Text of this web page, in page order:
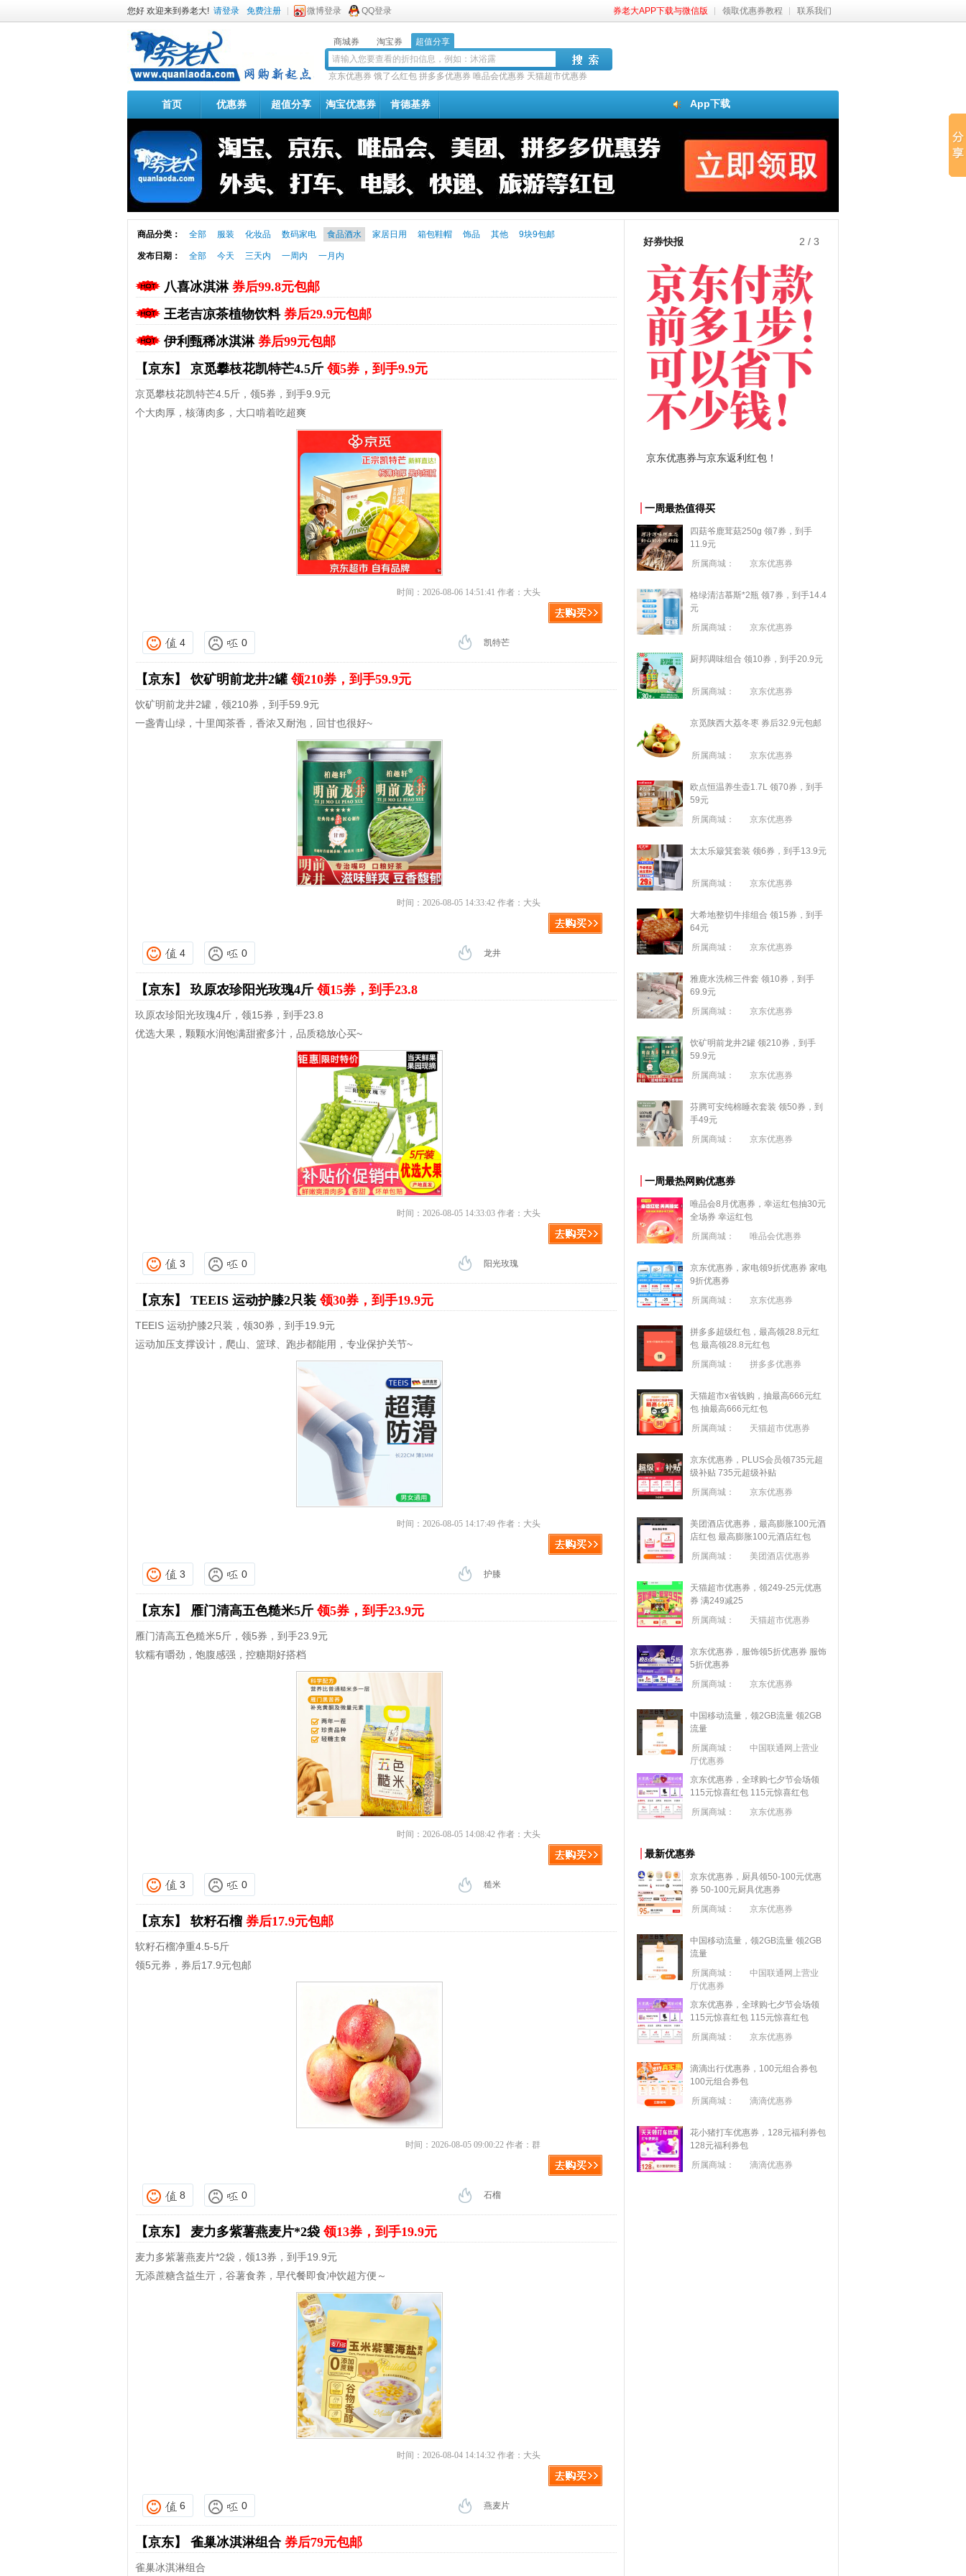
您好 欢迎来到券老大! 请登录 免费注册 微博登录 QQ登录 券老大APP下载与微信版 领取优惠券教程 联系我们
商城券 淘宝券 超值分享
京东优惠券 饿了么红包 拼多多优惠券 唯品会优惠券 天猫超市优惠券
App下载
首页 优惠券 超值分享 淘宝优惠券 肯德基券
商品分类： 全部 服装 化妆品 数码家电 食品酒水 家居日用 箱包鞋帽 饰品 其他 9块9包邮
发布日期： 全部 今天 三天内 一周内 一月内
八喜冰淇淋 券后99.8元包邮
王老吉凉茶植物饮料 券后29.9元包邮
伊利甄稀冰淇淋 券后99元包邮
【京东】 京觅攀枝花凯特芒4.5斤领5券，到手9.9元
京觅攀枝花凯特芒4.5斤，领5券，到手9.9元
个大肉厚，核薄肉多，大口啃着吃超爽
时间：2026-08-06 14:51:41 作者：大头
4 0 凯特芒
【京东】饮矿明前龙井2罐领210券，到手59.9元
饮矿明前龙井2罐，领210券，到手59.9元
一盏青山绿，十里闻茶香，香浓又耐泡，回甘也很好~
时间：2026-08-05 14:33:42 作者：大头
4 0 龙井
【京东】 玖原农珍阳光玫瑰4斤领15券，到手23.8
玖原农珍阳光玫瑰4斤，领15券，到手23.8
优选大果，颗颗水润饱满甜蜜多汁，品质稳放心买~
时间：2026-08-05 14:33:03 作者：大头
3 0 阳光玫瑰
【京东】 TEEIS 运动护膝2只装领30券，到手19.9元
TEEIS 运动护膝2只装，领30券，到手19.9元
运动加压支撑设计，爬山、篮球、跑步都能用，专业保护关节~
时间：2026-08-05 14:17:49 作者：大头
3 0 护膝
【京东】 雁门清高五色糙米5斤领5券，到手23.9元
雁门清高五色糙米5斤，领5券，到手23.9元
软糯有嚼劲，饱腹感强，控糖期好搭档
时间：2026-08-05 14:08:42 作者：大头
3 0 糙米
【京东】 软籽石榴 券后17.9元包邮
软籽石榴净重4.5-5斤
领5元券，券后17.9元包邮
时间：2026-08-05 09:00:22 作者：群
8 0 石榴
【京东】 麦力多紫薯燕麦片*2袋领13券，到手19.9元
麦力多紫薯燕麦片*2袋，领13券，到手19.9元
无添蔗糖含益生亓，谷薯食养，早代餐即食冲饮超方便～
时间：2026-08-04 14:14:32 作者：大头
6 0 燕麦片
【京东】 雀巢冰淇淋组合 券后79元包邮
雀巢冰淇淋组合
好券快报 3 / 3
淘宝优惠券+淘宝返利 京东优惠券与京东返利红包！ 拼多多优惠券+拼多多返利
一周最热值得买
四菇爷鹿茸菇250g 领7券，到手
11.9元
所属商城：
京东优惠券
格绿清洁慕斯*2瓶 领7券，到手14.4
元
所属商城：
京东优惠券
厨邦调味组合 领10券，到手20.9元
所属商城： 京东优惠券
京觅陕西大荔冬枣 券后32.9元包邮
所属商城： 京东优惠券
欧点恒温养生壶1.7L 领70券，到手
59元
所属商城：
京东优惠券
太太乐簸箕套装 领6券，到手13.9元
所属商城： 京东优惠券
大希地整切牛排组合 领15券，到手
64元
所属商城：
京东优惠券
雅鹿水洗棉三件套 领10券，到手
69.9元
所属商城：
京东优惠券
饮矿明前龙井2罐 领210券，到手
59.9元
所属商城：
京东优惠券
芬腾可安纯棉睡衣套装 领50券，到
手49元
所属商城：
京东优惠券
一周最热网购优惠券
唯品会8月优惠券，幸运红包抽30元
全场券 幸运红包
所属商城：
唯品会优惠券
京东优惠券，家电领9折优惠券 家电
9折优惠券
所属商城：
京东优惠券
拼多多超级红包，最高领28.8元红
包 最高领28.8元红包
所属商城：
拼多多优惠券
天猫超市x省钱购，抽最高666元红
包 抽最高666元红包
所属商城：
天猫超市优惠券
京东优惠券，PLUS会员领735元超
级补贴 735元超级补贴
所属商城：
京东优惠券
美团酒店优惠券，最高膨胀100元酒
店红包 最高膨胀100元酒店红包
所属商城：
美团酒店优惠券
天猫超市优惠券，领249-25元优惠
券 满249减25
所属商城：
天猫超市优惠券
京东优惠券，服饰领5折优惠券 服饰
5折优惠券
所属商城：
京东优惠券
中国移动流量，领2GB流量 领2GB
流量
所属商城：
中国联通网上营业
厅优惠券
京东优惠券，全球购七夕节会场领
115元惊喜红包 115元惊喜红包
所属商城：
京东优惠券
最新优惠券
京东优惠券，厨具领50-100元优惠
券 50-100元厨具优惠券
所属商城：
京东优惠券
中国移动流量，领2GB流量 领2GB
流量
所属商城：
中国联通网上营业
厅优惠券
京东优惠券，全球购七夕节会场领
115元惊喜红包 115元惊喜红包
所属商城：
京东优惠券
滴滴出行优惠券，100元组合券包
100元组合券包
所属商城：
滴滴优惠券
花小猪打车优惠券，128元福利券包
128元福利券包
所属商城：
滴滴优惠券